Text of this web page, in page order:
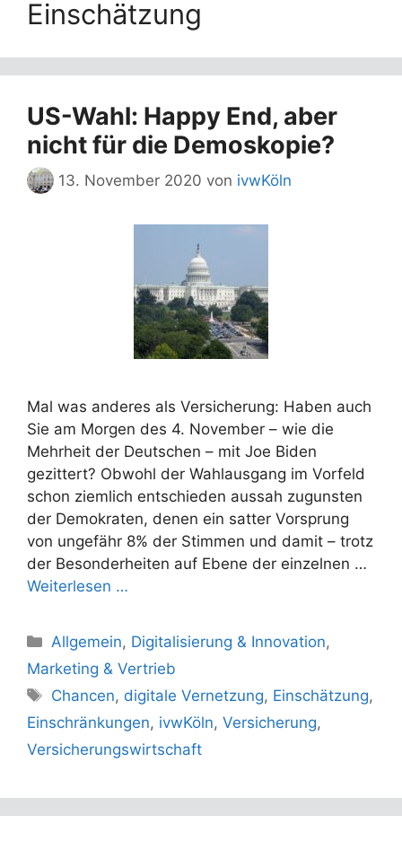
Einschätzung
US-Wahl: Happy End, aber
nicht für die Demoskopie?
13. November 2020 von ivwKöln
Mal was anderes als Versicherung: Haben auch
Sie am Morgen des 4. November – wie die
Mehrheit der Deutschen – mit Joe Biden
gezittert? Obwohl der Wahlausgang im Vorfeld
schon ziemlich entschieden aussah zugunsten
der Demokraten, denen ein satter Vorsprung
von ungefähr 8% der Stimmen und damit – trotz
der Besonderheiten auf Ebene der einzelnen …
Weiterlesen …
Kategorien
Allgemein, Digitalisierung & Innovation,
Marketing & Vertrieb
Schlagwörter
Chancen, digitale Vernetzung, Einschätzung,
Einschränkungen, ivwKöln, Versicherung,
Versicherungswirtschaft